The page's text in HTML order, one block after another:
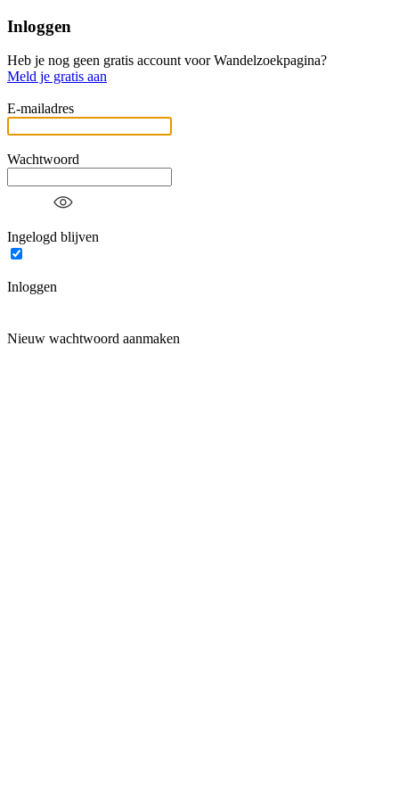
Inloggen
Heb je nog geen gratis account voor Wandelzoekpagina?
Meld je gratis aan
E-mailadres
Wachtwoord
Ingelogd blijven
Inloggen
Nieuw wachtwoord aanmaken